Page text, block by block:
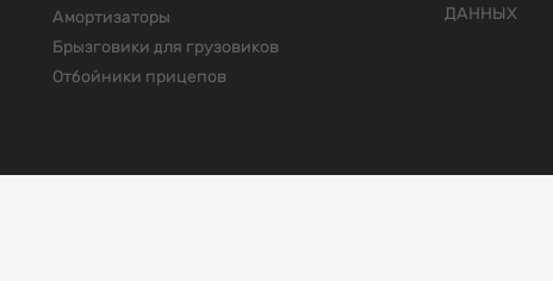
Амортизаторы
Брызговики для грузовиков
Отбойники прицепов
ДАННЫХ